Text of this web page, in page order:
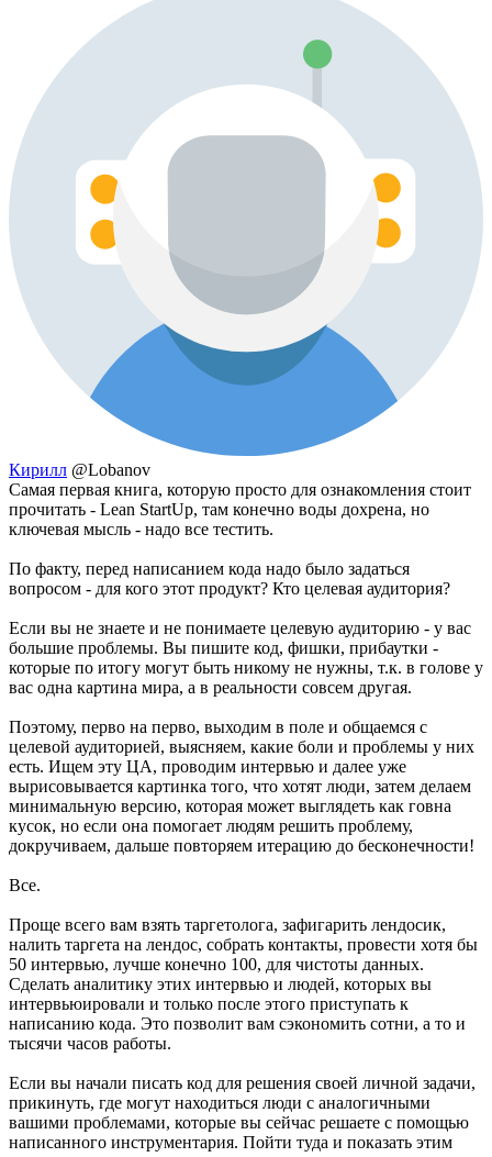
Кирилл @Lobanov
Самая первая книга, которую просто для ознакомления стоит
прочитать - Lean StartUp, там конечно воды дохрена, но
ключевая мысль - надо все тестить.
По факту, перед написанием кода надо было задаться
вопросом - для кого этот продукт? Кто целевая аудитория?
Если вы не знаете и не понимаете целевую аудиторию - у вас
большие проблемы. Вы пишите код, фишки, прибаутки -
которые по итогу могут быть никому не нужны, т.к. в голове у
вас одна картина мира, а в реальности совсем другая.
Поэтому, перво на перво, выходим в поле и общаемся с
целевой аудиторией, выясняем, какие боли и проблемы у них
есть. Ищем эту ЦА, проводим интервью и далее уже
вырисовывается картинка того, что хотят люди, затем делаем
минимальную версию, которая может выглядеть как говна
кусок, но если она помогает людям решить проблему,
докручиваем, дальше повторяем итерацию до бесконечности!
Все.
Проще всего вам взять таргетолога, зафигарить лендосик,
налить таргета на лендос, собрать контакты, провести хотя бы
50 интервью, лучше конечно 100, для чистоты данных.
Сделать аналитику этих интервью и людей, которых вы
интервьюировали и только после этого приступать к
написанию кода. Это позволит вам сэкономить сотни, а то и
тысячи часов работы.
Если вы начали писать код для решения своей личной задачи,
прикинуть, где могут находиться люди с аналогичными
вашими проблемами, которые вы сейчас решаете с помощью
написанного инструментария. Пойти туда и показать этим